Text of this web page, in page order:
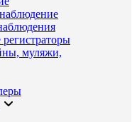
муляжи,